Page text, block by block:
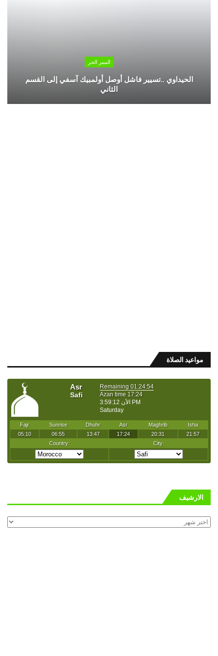
المنبر الحر
الحيداوي ..تسيير فاشل أوصل أولمبيك آسفي إلى القسم
الثاني
مواعيد الصلاة
الارشيف
الارشيف